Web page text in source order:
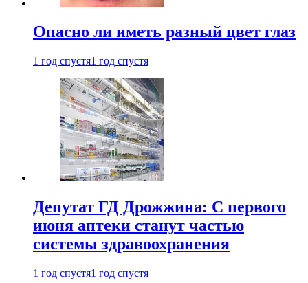
Опасно ли иметь разный цвет глаз
1 год спустя1 год спустя
Депутат ГД Дрожжина: С первого
июня аптеки станут частью
системы здравоохранения
1 год спустя1 год спустя